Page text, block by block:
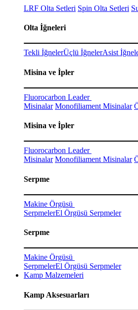
LRF Olta Setleri Spin Olta Setleri
Olta İğneleri
Tekli İğnelerÜçlü İğnelerAsist
Misina ve İpler
Fluorocarbon Leader
Misinalar Monofiliament Misinalar
Misina ve İpler
Fluorocarbon Leader
Misinalar Monofiliament Misinalar
Serpme
Makine Örgüsü
SerpmelerEl Örgüsü Serpmeler
Serpme
Makine Örgüsü
SerpmelerEl Örgüsü Serpmeler
Kamp Malzemeleri
Kamp Aksesuarları